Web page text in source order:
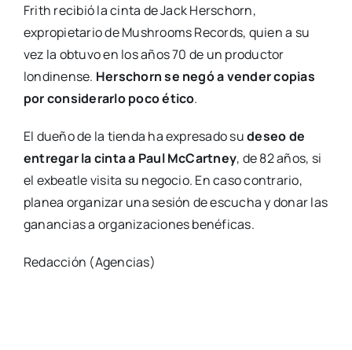
Frith recibió la cinta de Jack Herschorn,
expropietario de Mushrooms Records, quien a su
vez la obtuvo en los años 70 de un productor
londinense. Herschorn se negó a vender copias
por considerarlo poco ético.
El dueño de la tienda ha expresado sudeseo de
entregar la cinta a Paul McCartney, de 82 años, si
el exbeatle visita su negocio. En caso contrario,
planea organizar una sesión de escucha y donar las
ganancias a organizaciones benéficas.
Redacción (Agencias)